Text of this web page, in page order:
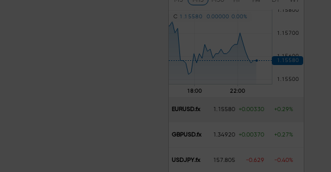
C 1 .1 5 580 0 .00000 0 .00 %
EURUSD.fx 1.15580 +0.00330 +0.29%
GBPUSD.fx 1.34920 +0.00370 +0.27%
USDJPY.fx 157.805 -0.629 -0.40%